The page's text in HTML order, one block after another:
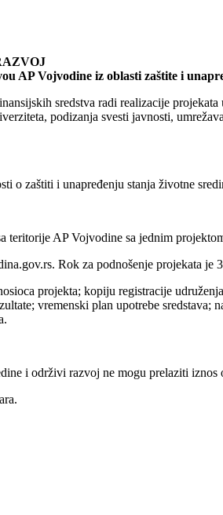
Vojvodine iz oblasti zaštite i
sredstva radi realizacije
podizanja svesti javnosti,
o zaštiti i unapređenju stanja životne
teritorije AP Vojvodine sa jednim
Rok za podnošenje projekata je
projekta; kopiju registracije
vremenski plan upotrebe sredstava;
i održivi razvoj ne mogu prelaziti iznos